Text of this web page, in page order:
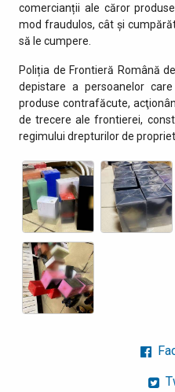
comercianții ale căror
mod fraudulos, cât și
să le cumpere.
Poliția de Frontieră Română
depistare a persoanelor
produse contrafăcute,
de trecere ale frontierei,
regimului drepturilor de